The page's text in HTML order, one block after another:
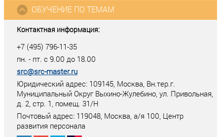
Контактная информация:
+7 (495) 796-11-35
пн. - пт. с 9.00 до 18.00
src@src-master.ru
Юридический адрес: 109145, Москва, Вн.тер.г.
Муниципальный Округ Выхино-Жулебино, ул. Привольная,
д. 2, стр. 1, помещ. 31/Н
Почтовый адрес: 119048, Москва, а/я 100, Центр
развития персонала
ОБУЧЕНИЕ ПО ТЕМАМ